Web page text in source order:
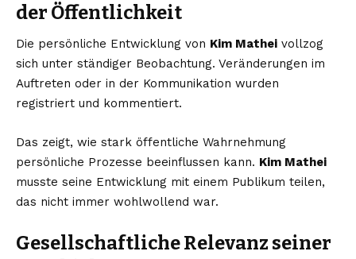
der Öffentlichkeit
Die persönliche Entwicklung von Kim Mathei vollzog
sich unter ständiger Beobachtung. Veränderungen im
Auftreten oder in der Kommunikation wurden
registriert und kommentiert.
Das zeigt, wie stark öffentliche Wahrnehmung
persönliche Prozesse beeinflussen kann. Kim Mathei
musste seine Entwicklung mit einem Publikum teilen,
das nicht immer wohlwollend war.
Gesellschaftliche Relevanz seiner